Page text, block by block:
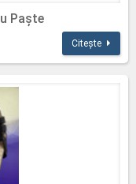
Paște
Citește